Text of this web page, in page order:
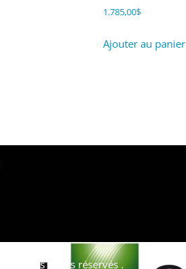
1.785,00$
Ajouter au panier
tous droits réservés .